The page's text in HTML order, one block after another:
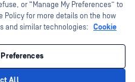
、MetaDefender、Metascan、
No Device.、OPSWAT 、Protecting the
Technology、InQuest、InQuestロゴ、
よびJoin the Huntは、OPSWAT の商標
者の財産です。
クッキー設定
or “Manage My Preferences” to
Policy for more details on the how
and similar technologies: Cookie